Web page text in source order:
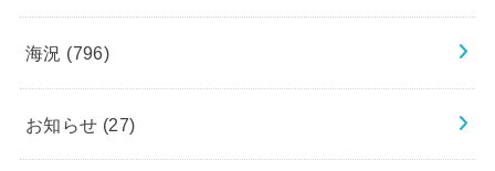
海況 (796)
お知らせ (27)